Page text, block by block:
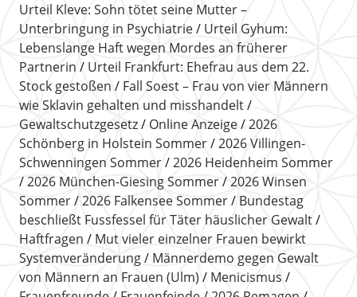
Urteil Kleve: Sohn tötet seine Mutter –
Unterbringung in Psychiatrie
Urteil Gyhum:
Lebenslange Haft wegen Mordes an früherer
Partnerin
Urteil Frankfurt: Ehefrau aus dem 22.
Stock gestoßen
Fall Soest – Frau von vier Männern
wie Sklavin gehalten und misshandelt
Gewaltschutzgesetz
Online Anzeige
2026
Schönberg in Holstein Sommer
2026 Villingen-
Schwenningen Sommer
2026 Heidenheim Sommer
2026 München-Giesing Sommer
2026 Winsen
Sommer
2026 Falkensee Sommer
Bundestag
beschließt Fussfessel für Täter häuslicher Gewalt
Haftfragen
Mut vieler einzelner Frauen bewirkt
Systemveränderung
Männerdemo gegen Gewalt
von Männern an Frauen (Ulm)
Menicismus